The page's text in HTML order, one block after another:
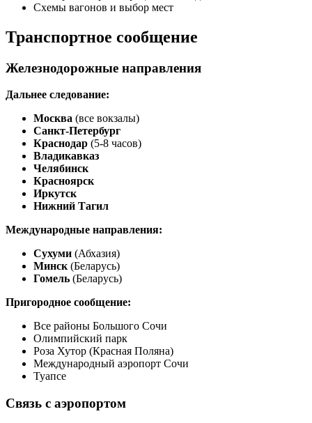
Схемы вагонов и выбор мест
Транспортное сообщение
Железнодорожные направления
Дальнее следование:
Москва (все вокзалы)
Санкт-Петербург
Краснодар (5-8 часов)
Владикавказ
Челябинск
Красноярск
Иркутск
Нижний Тагил
Международные направления:
Сухуми (Абхазия)
Минск(Беларусь)
Гомель (Беларусь)
Пригородное сообщение:
Все районы Большого Сочи
Олимпийский парк
Роза Хутор (Красная Поляна)
Международный аэропорт Сочи
Туапсе
Связь с аэропортом